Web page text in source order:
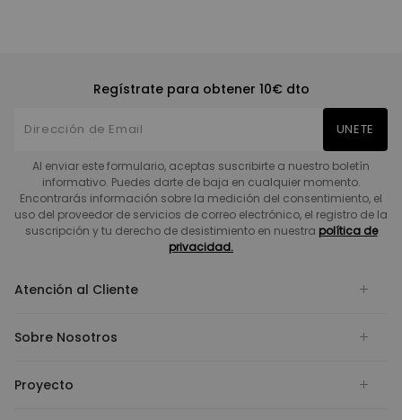
Regístrate para obtener 10€ dto
UNETE
Al enviar este formulario, aceptas suscribirte a nuestro boletín
informativo. Puedes darte de baja en cualquier momento.
Encontrarás información sobre la medición del consentimiento, el
uso del proveedor de servicios de correo electrónico, el registro de la
suscripción y tu derecho de desistimiento en nuestra política de
privacidad.
Atención al Cliente
Sobre Nosotros
Proyecto